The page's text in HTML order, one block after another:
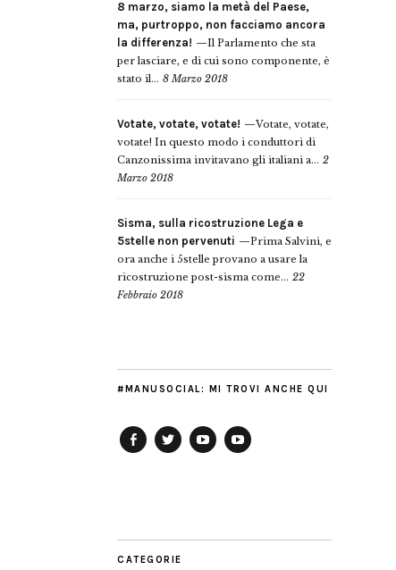
8 marzo, siamo la metà del Paese,
ma, purtroppo, non facciamo ancora
la differenza!
Il Parlamento che sta
per lasciare, e di cui sono componente, è
stato il... 8 Marzo 2018
Votate, votate, votate!
Votate, votate,
votate! In questo modo i conduttori di
Canzonissima invitavano gli italiani a... 2
Marzo 2018
Sisma, sulla ricostruzione Lega e
5stelle non pervenuti
Prima Salvini, e
ora anche i 5stelle provano a usare la
ricostruzione post-sisma come... 22
Febbraio 2018
#MANUSOCIAL: MI TROVI ANCHE QUI
CATEGORIE